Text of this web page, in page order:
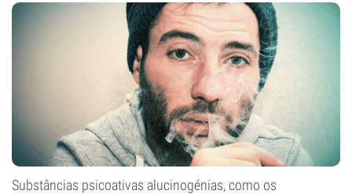
Substâncias psicoativas alucinogénias, como os